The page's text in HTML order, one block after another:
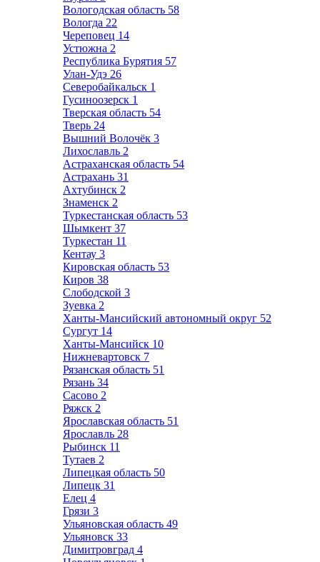
Вологодская область 58
Вологда 22
Череповец 14
Устюжна 2
Республика Бурятия 57
Улан-Удэ 26
Северобайкальск 1
Гусиноозерск 1
Тверская область 54
Тверь 24
Вышний Волочёк 3
Лихославль 2
Астраханская область 54
Астрахань 31
Ахтубинск 2
Знаменск 2
Туркестанская область 53
Шымкент 37
Туркестан 11
Кентау 3
Кировская область 53
Киров 38
Слободской 3
Зуевка 2
Ханты-Мансийский автономный округ 52
Сургут 14
Ханты-Мансийск 10
Нижневартовск 7
Рязанская область 51
Рязань 34
Сасово 2
Ряжск 2
Ярославская область 51
Ярославль 28
Рыбинск 11
Тутаев 2
Липецкая область 50
Липецк 31
Елец 4
Грязи 3
Ульяновская область 49
Ульяновск 33
Димитровград 4